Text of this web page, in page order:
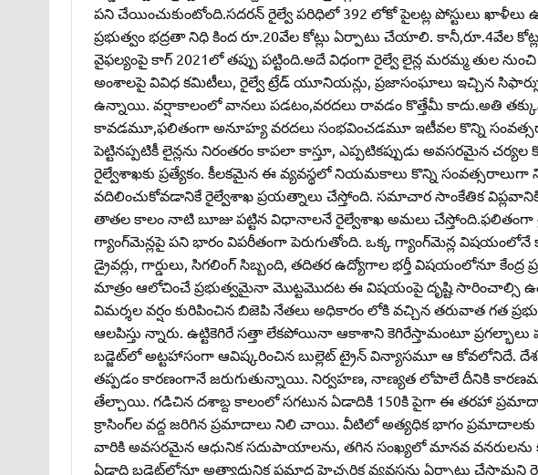
పని చేయించుకుంటోంది.సదరన్‌ రైల్వే పరిధిలో 392 లోకో పైలట్ల పోస్టులు ఖాళీలు
ప్రభుత్వం భద్రతా నిధి కింద రూ.20వేల కోట్లు ఏర్పాటు చేయాలి. కానీ,రూ.4వేల
వైఫల్యంపై కాగ్‌ 2021లో తప్పు పట్టింది.అదే విధంగా రైల్వే లైన్ల మరమ్మ తుల
అంశాలపై వివిధ కమిటీలు, రైల్వే ట్రేడ్‌ యూనియన్లు, ప్రజాసంఘాలు ఇచ్చిన
ఉన్నాయి. వర్షాకాలంలో వానలు పడటం,వరదలు రావడం కొత్తేమీ కాదు.అతి
కావడమూ,ఫలితంగా అనూహ్య వరదలు సంభవించడమూ ఇటీవల కొన్ని
పెట్టినప్పటికీ లైన్లను నిరంతరం కాపలా కాస్తూ, ఎప్పటికప్పుడు అవసరమైన చర్యల
రైల్వేశాఖకు ప్రత్యేకం. కీలకమైన ఈ వ్యవస్థలో నియమకాలు కొన్ని
వదిలించుకోవడానికే రైల్వేశాఖ ప్రయత్నాలు చేస్తోంది. సమాచార సాంకేతిక
తాతల కాలం నాటి బూజు పట్టిన విధానాలనే రైల్వేశాఖ అమలు
గ్యాంగ్‌మెన్లపై పని భారం విపరీతంగా పెరుగుతోంది. ఒక్క గ్యాంగ్‌మెన్ల
డ్రైవర్లు, గార్డులు, సిగలింగ్‌ సిబ్బంది, తదితర ఉద్యోగాల భర్తీ విషయంలోనూ
మాత్రం ఆలోచించే ప్రభుత్వమైనా మొట్టమొదట ఈ విషయంపై దృష్టి సారించాల్సి
విమర్శల వర్షం కురిపించిన బిజెపి నేతలు అధికారం లోకి వచ్చిన తరువాత గత
ఆలపిస్తు న్నారు. ఉట్టికెగిరే సత్తా లేకపోయినా ఆకాశాని కెగిరేస్తామంటూ ప్రగల్భాలు
బడ్జెట్‌లో అట్టహాసంగా ఆవిష్కరించిన బుల్లెట్‌ ట్రైన్‌ విన్యాసమూ ఆ కోవలోనిదే.
తప్పడం కారణంగానే జరుగుతున్నాయి. నిర్వహణ, నాణ్యత లోపాలే దీనికి కారణమని
తేల్చాయి. గడిచిన దశాబ్ద కాలంలో సగటున ఏడాదికి 150కి పైగా ఈ తరహా
క్రాసింగ్‌ల వద్ద జరిగిన ప్రమాదాలు నిలి చాయి. వీటిలో అత్యధిక భాగం ప్రమాదాలకు
వారికి అవసరమైన ఆధునిక సదుపాయాలను, తగిన సంఖ్యలో మానవ వనరులను
ఏడాది బడ్జెట్‌లోనూ అత్యాధునిక ప్రమాద హెచ్చరిక వ్యవస్థను ఏర్పాటు చేస్తామని